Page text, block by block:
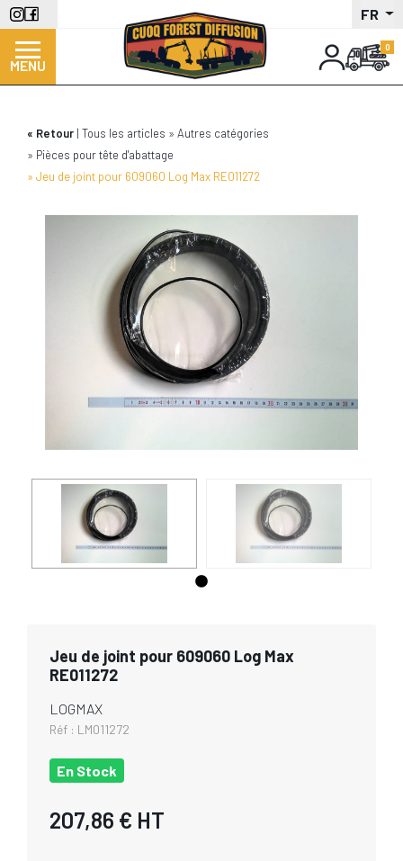
Aller
au
contenu
principal
FR
MENU
Retour Tous les articles
Autres catégories
Pièces pour tête d'abattage
Jeu de joint pour 609060 Log Max RE011272
Jeu de joint pour 609060 Log Max
RE011272
LOGMAX
Réf : LM011272
En Stock
207,86 € HT